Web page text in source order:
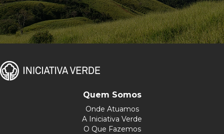
Quem Somos
Onde Atuamos
A Iniciativa Verde
O Que Fazemos